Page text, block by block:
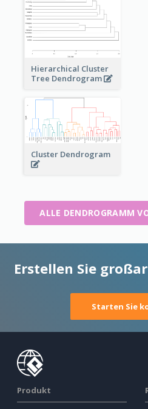
Hierarchical Cluster
Tree Dendrogram
Cluster Dendrogram
ALLE DENDROGRAMM
Erstellen Sie
Starten Sie
Produkt